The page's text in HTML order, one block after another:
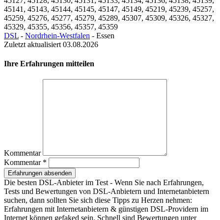
McDonald's Restaurant
45137 Essen
Sparda Bank West e.G
45127 Essen
Willy Brandt Platz 8
Entfernung zum Zentrum: 0.38 km
45141, 45143, 45144, 45145, 45147, 45149, 45219, 45239, 45257,
45259, 45276, 45277, 45279, 45289, 45307, 45309, 45326, 45327,
45329, 45355, 45356, 45357, 45359
DSL - Nordrhein-Westfalen - Essen
Zuletzt aktualisiert 03.08.2026
Ihre Erfahrungen mitteilen
Kommentar
Kommentar *
Erfahrungen absenden
Die besten DSL-Anbieter im Test - Wenn Sie nach Erfahrungen,
Tests und Bewertungen von DSL-Anbietern und Internetanbietern
suchen, dann sollten Sie sich diese Tipps zu Herzen nehmen:
Erfahrungen mit Internetanbietern & günstigen DSL-Providern im
Internet können gefaked sein. Schnell sind Bewertungen unter